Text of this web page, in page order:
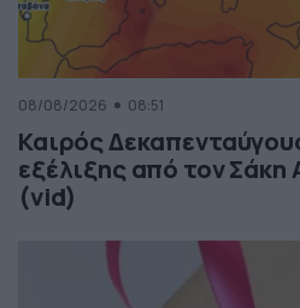
08/08/2026 08:51
Καιρός
εξέλιξης από τον
(vid)